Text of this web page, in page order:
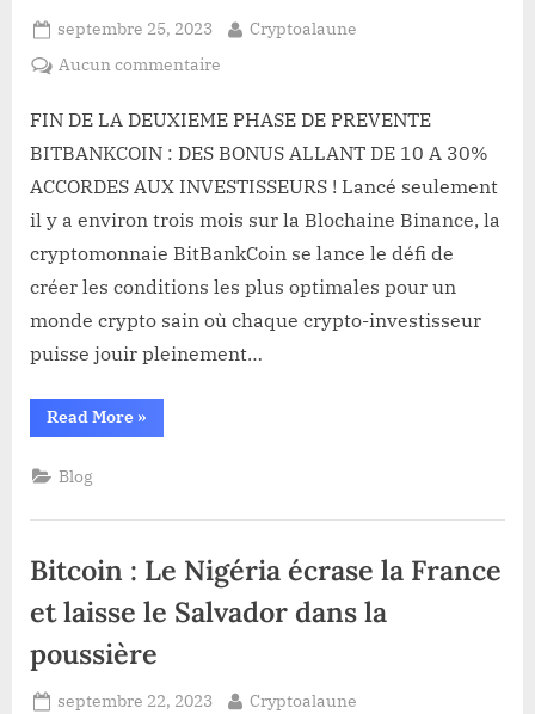
EN
VIGUEUR
2019”
Posted
on
septembre 25, 2023 By
Cryptoalaune
Aucun commentaire
DE
LA
PHASE
DE
PREVENTE
BITBANKCOIN :
DES
BONUS
ALLANT
INVESTISSEURS !
FIN DE LA DEUXIEME PHASE DE PREVENTE
BITBANKCOIN : DES BONUS ALLANT DE 10 A 30%
ACCORDES AUX INVESTISSEURS ! Lancé seulement
il y a environ trois mois sur la Blochaine Binance, la
cryptomonnaie BitBankCoin se lance le défi de
créer les conditions les plus optimales pour un
monde crypto sain où chaque crypto-investisseur
puisse jouir pleinement…
Read More“FIN
DE
PREVENTE
BONUS
ALLANT
DE
10
30%
ACCORDES
INVESTISSEURS !”
»
Blog
Bitcoin : Le Nigéria écrase la France
et laisse le Salvador dans la
poussière
Posted
septembre 22, 2023 By
Cryptoalaune